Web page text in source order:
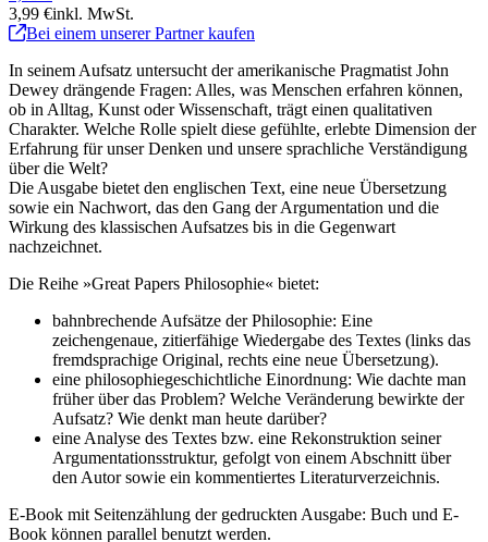
3,99 €inkl. MwSt.
Bei einem unserer Partner kaufen
In seinem Aufsatz untersucht der amerikanische Pragmatist John
Dewey drängende Fragen: Alles, was Menschen erfahren können,
ob in Alltag, Kunst oder Wissenschaft, trägt einen qualitativen
Charakter. Welche Rolle spielt diese gefühlte, erlebte Dimension der
Erfahrung für unser Denken und unsere sprachliche Verständigung
über die Welt?
Die Ausgabe bietet den englischen Text, eine neue Übersetzung
sowie ein Nachwort, das den Gang der Argumentation und die
Wirkung des klassischen Aufsatzes bis in die Gegenwart
nachzeichnet.
Die Reihe »Great Papers Philosophie« bietet:
bahnbrechende Aufsätze der Philosophie: Eine
zeichengenaue, zitierfähige Wiedergabe des Textes (links das
fremdsprachige Original, rechts eine neue Übersetzung).
eine philosophiegeschichtliche Einordnung: Wie dachte man
früher über das Problem? Welche Veränderung bewirkte der
Aufsatz? Wie denkt man heute darüber?
eine Analyse des Textes bzw. eine Rekonstruktion seiner
Argumentationsstruktur, gefolgt von einem Abschnitt über
den Autor sowie ein kommentiertes Literaturverzeichnis.
E-Book mit Seitenzählung der gedruckten Ausgabe: Buch und E-
Book können parallel benutzt werden.